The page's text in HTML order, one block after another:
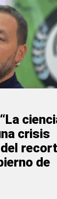
crisis
de